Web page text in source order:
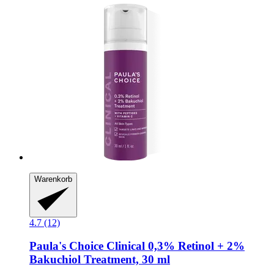
Warenkorb
4.7 (12)
Paula's Choice Clinical 0,3% Retinol + 2%
Bakuchiol Treatment, 30 ml